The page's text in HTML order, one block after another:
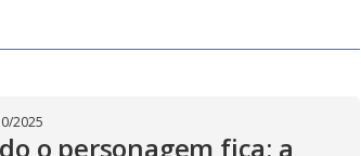
2025
o personagem fica: a